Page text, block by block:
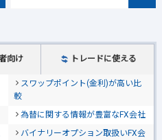
向け トレードに使える
スワップポイント(金利)が高い比
較
為替に関する情報が豊富なFX会社
バイナリーオプション取扱いFX会